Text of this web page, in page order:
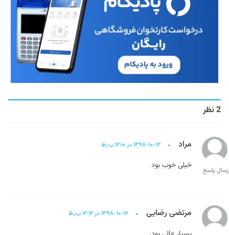
2 نظر
مراد ۱۳۹۸-۱۰-۱۲ در ۱۲:۱۰ ب٫ظ
خیلی خوب بود پاسخ
مرتضی رضایی ۱۳۹۸-۱۰-۱۲ در ۱۲:۱۲ ب٫ظ